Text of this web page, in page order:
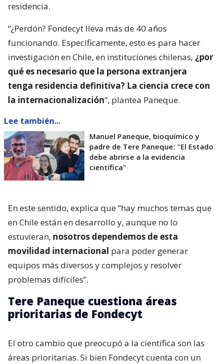
residencia.
“¿Perdón? Fondecyt lleva más de 40 años
funcionando. Específicamente, esto es para hacer
investigación en Chile, en instituciones chilenas, ¿por
qué es necesario que la persona extranjera
tenga residencia definitiva? La ciencia crece con
la internacionalización“, plantea Paneque.
Lee también...
Manuel Paneque, bioquímico y
padre de Tere Paneque: "El Estado
debe abrirse a la evidencia
científica"
En este sentido, explica que “hay muchos temas que
en Chile están en desarrollo y, aunque no lo
estuvieran, nosotros dependemos de esta
movilidad internacional para poder generar
equipos más diversos y complejos y resolver
problemas difíciles”.
Tere Paneque cuestiona áreas
prioritarias de Fondecyt
El otro cambio que preocupó a la científica son las
áreas prioritarias. Si bien Fondecyt cuenta con un